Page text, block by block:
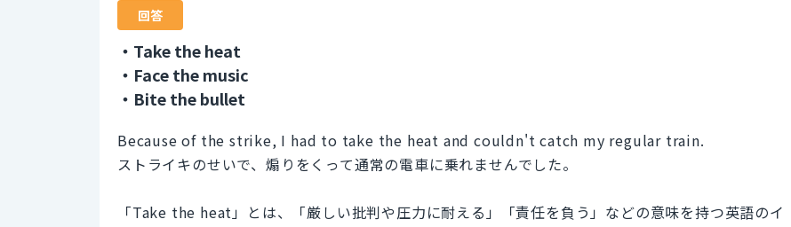
回答
・Take the heat
・Face the music
・Bite the bullet
Because of the strike, I had to take the heat and couldn't catch my regular train.
ストライキのせいで、煽りをくって通常の電車に乗れませんでした。
「Take the heat」とは、「厳しい批判や圧力に耐える」「責任を負う」などの意味を持つ英語のイ